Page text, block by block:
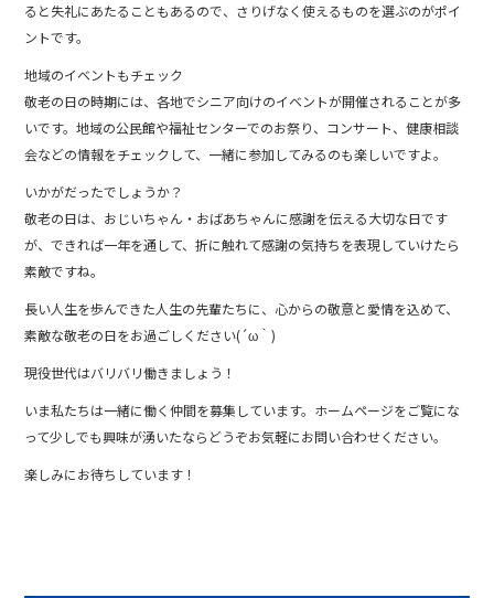
ると失礼にあたることもあるので、さりげなく使えるものを選ぶのがポイ
ントです。
地域のイベントもチェック
敬老の日の時期には、各地でシニア向けのイベントが開催されることが多
いです。地域の公民館や福祉センターでのお祭り、コンサート、健康相談
会などの情報をチェックして、一緒に参加してみるのも楽しいですよ。
いかがだったでしょうか？
敬老の日は、おじいちゃん・おばあちゃんに感謝を伝える大切な日です
が、できれば一年を通して、折に触れて感謝の気持ちを表現していけたら
素敵ですね。
長い人生を歩んできた人生の先輩たちに、心からの敬意と愛情を込めて、
素敵な敬老の日をお過ごしください(´ω｀)
現役世代はバリバリ働きましょう！
いま私たちは一緒に働く仲間を募集しています。ホームページをご覧にな
って少しでも興味が湧いたならどうぞお気軽にお問い合わせください。
楽しみにお待ちしています！